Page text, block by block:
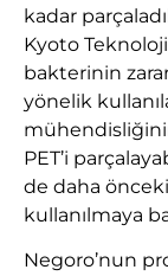
kadar
Kyoto
bakterinin
yönelik
PET’i
de daha
kullanılmaya
Negoro’nun